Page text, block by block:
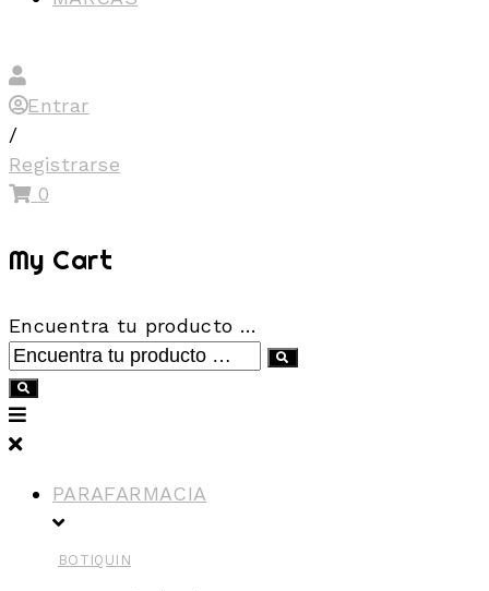
Entrar
/
Registrarse
0
My Cart
Encuentra tu producto …
PARAFARMACIA
BOTIQUIN